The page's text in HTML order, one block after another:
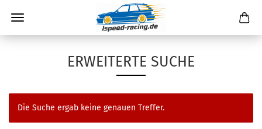
ERWEITERTE SUCHE
Die Suche ergab keine genauen Treffer.